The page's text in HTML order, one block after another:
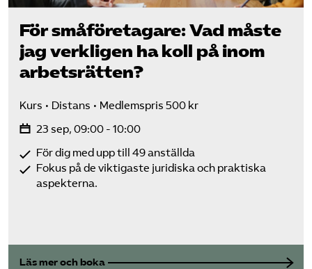
För små­företagare: Vad måste
jag verkligen ha koll på inom
arbetsrätten?
Kurs Distans
Medlemspris 500 kr
23 sep, 09:00 - 10:00
För dig med upp till 49 anställda
Fokus på de viktigaste juridiska och praktiska
aspekterna.
Läs mer och boka